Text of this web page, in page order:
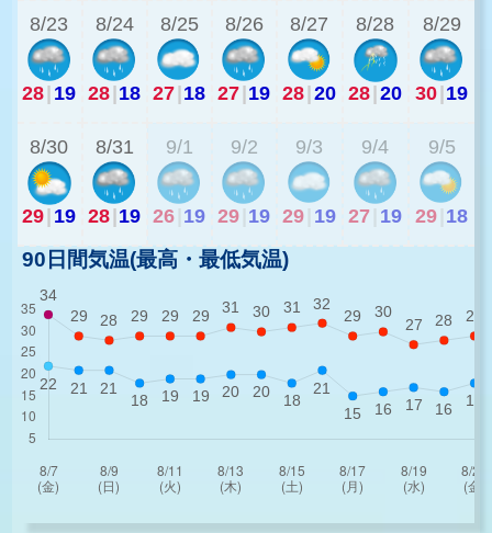
8/23
28 19
8/24
28 18
8/25
27 18
8/26
27 19
8/27
28 20
8/28
28 20
8/29
30 19
8/30
29 19
8/31
28 19
9/1
26 19
9/2
29 19
9/3
29 19
9/4
27 19
9/5
29 18
90日間気温(最高・最低気温)